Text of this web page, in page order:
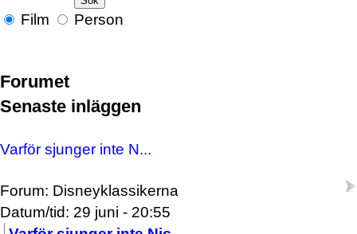
Film Person
Forumet
Senaste inläggen
Varför sjunger inte N...
Forum: Disneyklassikerna
Datum/tid: 29 juni - 20:55